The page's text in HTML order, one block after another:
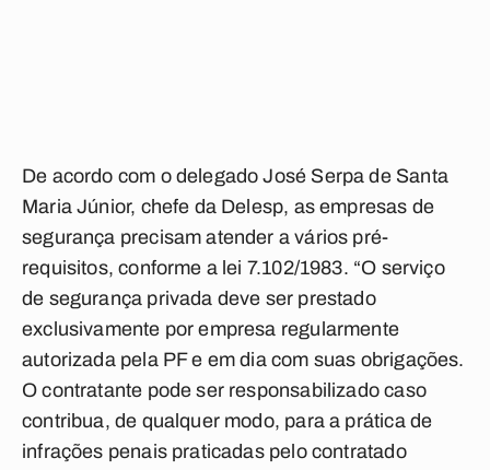
De acordo com o delegado José Serpa de Santa
Maria Júnior, chefe da Delesp, as empresas de
segurança precisam atender a vários pré-
requisitos, conforme a lei 7.102/1983. “O serviço
de segurança privada deve ser prestado
exclusivamente por empresa regularmente
autorizada pela PF e em dia com suas obrigações.
O contratante pode ser responsabilizado caso
contribua, de qualquer modo, para a prática de
infrações penais praticadas pelo contratado